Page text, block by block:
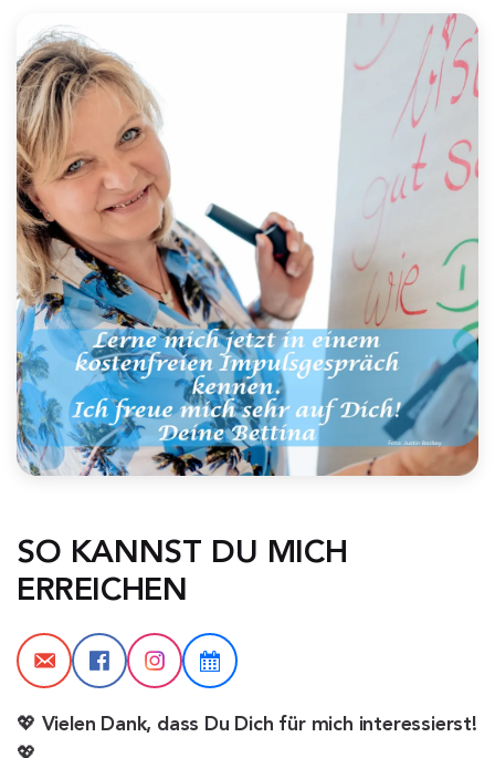
SO KANNST DU MICH
ERREICHEN
💖 Vielen Dank, dass Du Dich für mich interessierst!